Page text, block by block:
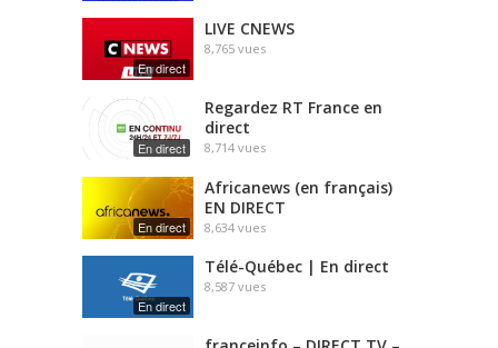
En direct
LIVE CNEWS
8,765 vues
En direct
Regardez RT France en
direct
8,714 vues
En direct
Africanews (en français)
EN DIRECT
8,634 vues
En direct
Télé-Québec | En direct
8,587 vues